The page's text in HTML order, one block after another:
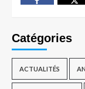
Catégories
ACTUALITÉS